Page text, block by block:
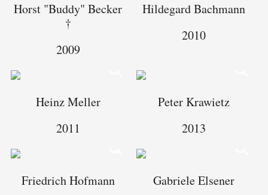
Horst "Buddy" Becker
†
2009
Hildegard Bachmann
2010
Heinz Meller
2011
Peter Krawietz
2013
Friedrich Hofmann
Gabriele Elsener